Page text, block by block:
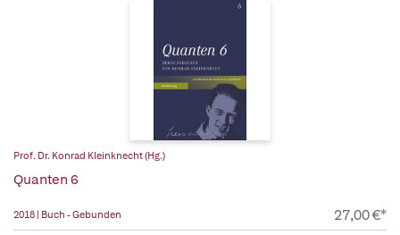
Prof. Dr. Konrad Kleinknecht (Hg.)
Quanten 6
2018 | Buch - Gebunden 27,00 €*